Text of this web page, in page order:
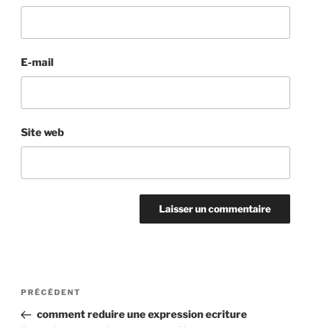
E-mail
Site web
Navigation
l’article
Article
précédent
PRÉCÉDENT
comment reduire une expression ecriture